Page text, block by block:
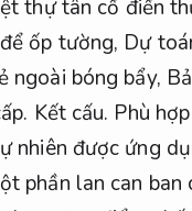
thự tân cổ điển
ốp tường, Dự
ngoài bóng bẩy,
Kết cấu. Phù
nhiên được ứng
phần lan can ban